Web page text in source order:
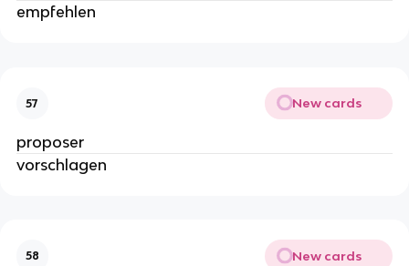
empfehlen
57 New cards
proposer
vorschlagen
58 New cards